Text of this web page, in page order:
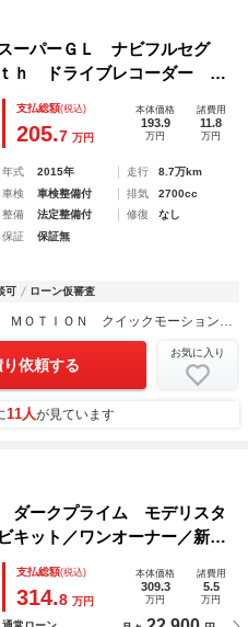
ーパーＧＬ ナビフルセグ
ｈ ドライブレコーダー Ｌ
１００Ｖ キーレス スペア
ー＆クーラー ２／５人乗
支払総額(税込)
205.7 万円
本体価格
193.9
万円
諸費用
11.8
万円
年式 2015年 走行
8.7万km
車検
車検整備付 排気
2700cc
整備
法定整備付 修復
なし
保証
保証無
可 ローン仮審査
依頼する
お気に入り
11人が見ています
ークプライム モデリスタ
キット／ワンオーナー／新品
ートキー／プッシュスタート
生／Ｂｌｕｅｔｏｏｔｈ／オ
支払総額(税込)
314.8 万円
本体価格
309.3
万円
諸費用
5.5
万円